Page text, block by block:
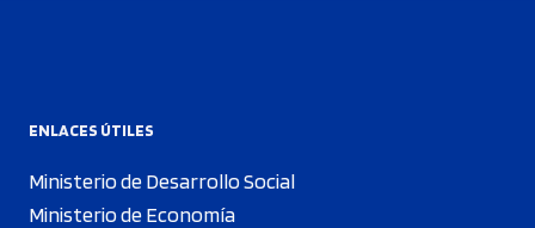
ENLACES ÚTILES
Ministerio de Desarrollo Social
Ministerio de Economía